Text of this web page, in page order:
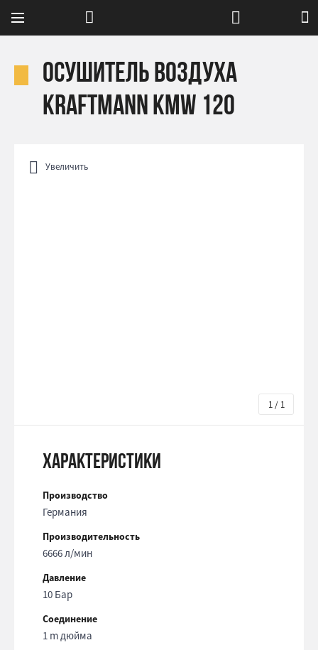
Осушитель воздуха
Kraftmann KMW 120
Увеличить
1 / 1
Характеристики
Производство
Германия
Производительность
6666 л/мин
Давление
10 Бар
Соединение
1 m дюйма